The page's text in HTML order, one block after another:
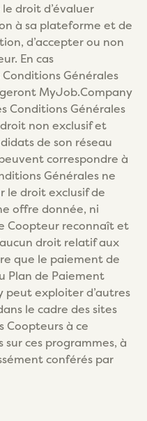
droit d’évaluer
à sa plateforme et de
d’accepter ou non
En cas
Générales
MyJob.Company
Conditions Générales
non exclusif et
de son réseau
correspondre à
Générales ne
le droit exclusif de
offre donnée, ni
Coopteur reconnaît et
droit relatif aux
que le paiement de
Plan de Paiement
peut exploiter d’autres
le cadre des sites
Coopteurs à ce
ces programmes, à
conférés par